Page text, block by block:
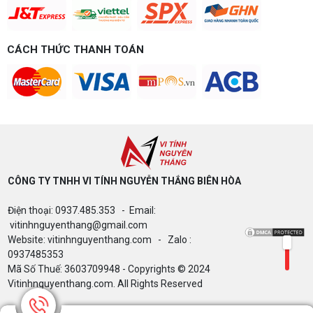
theo đúng ngân sách.
Build PC Gaming theo ngân sách từ 10
Build PC gaming theo ngân sách từ 10-40 triệu:
Intel/AMD và tránh sai tương thích. Tư vấn miễn
phí tại Vi tính Nguyễn Thắng.
PLUS – NHẬN VOUCHER ĐẾN 800K
quyền ( Vi tính Nguyễn Thắng)
Bảng giá Cài Đặt WinDow Trial Phần
Mềm Vi Tính Nguyễn Thắng
CÁCH THỨC THANH TOÁN
CÔNG TY TNHH VI TÍNH NGUYỄN THẮNG BIÊN HÒA​
Điện thoại: 0937.485.353 - Email:
vitinhnguyenthang@gmail.com
Website: vitinhnguyenthang.com - Zalo :
0937485353
Mã Số Thuế: 3603709948 - Copyrights © 2024
Vitinhnguyenthang.com. All Rights Reserved